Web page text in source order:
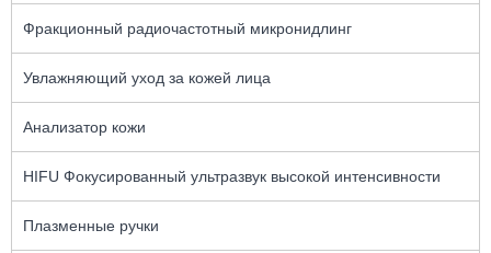
Фракционный радиочастотный микронидлинг
Увлажняющий уход за кожей лица
Анализатор кожи
HIFU Фокусированный ультразвук высокой интенсивности
Плазменные ручки